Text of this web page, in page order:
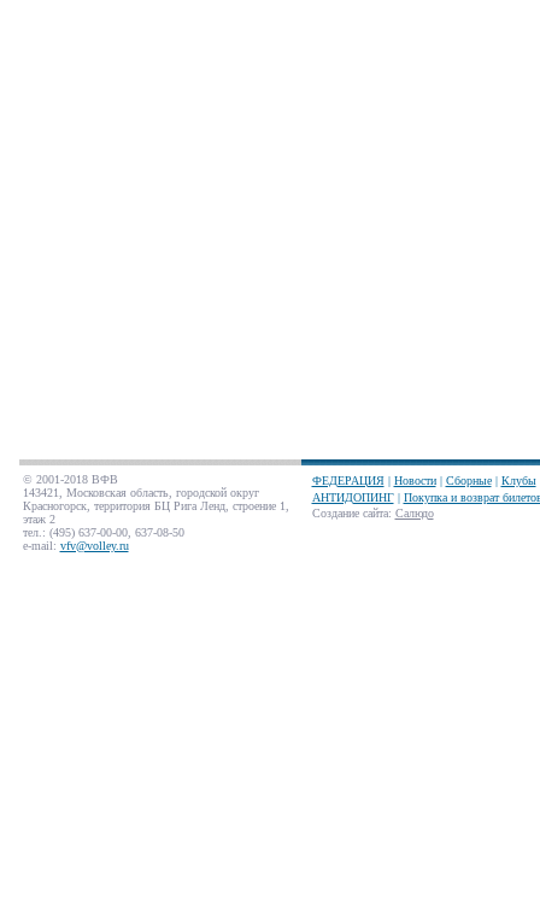
© 2001-2018 ВФВ
143421, Московская область, городской округ
Красногорск, территория БЦ Рига Ленд, строение 1,
этаж 2
тел.: (495) 637-00-00, 637-08-50
e-mail: vfv@volley.ru
ФЕДЕРАЦИЯ| Новости| Сборные| Клубы
АНТИДОПИНГ| Покупка и возврат
Создание сайта: Салюдо